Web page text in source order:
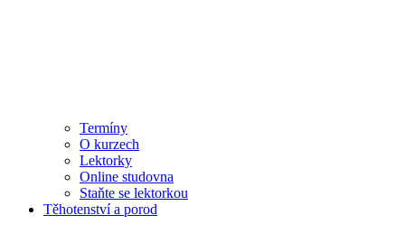
Termíny
O kurzech
Lektorky
Online studovna
Staňte se lektorkou
Těhotenství a porod